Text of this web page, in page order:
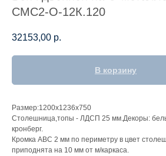
СМС2-О-12К.120
32153,00 р.
В корзину
Размер:1200х1236х750
Столешница,топы - ЛДСП 25 мм.Декоры:
кронберг.
Кромка АВС 2 мм по периметру в цвет
приподнята на 10 мм от м/каркаса.